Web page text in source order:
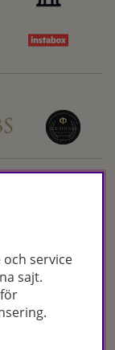
hårvård och
och
och
eller
service
sajt.